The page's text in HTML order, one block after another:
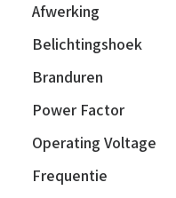
Afwerking
Belichtingshoek
Branduren
Power Factor
Operating Voltage
Frequentie